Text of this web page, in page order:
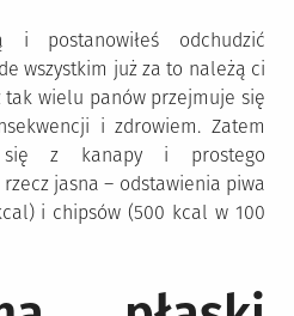
i postanowiłeś odchudzić
wszystkim już za to należą ci
tak wielu panów przejmuje się
i zdrowiem. Zatem
z kanapy i prostego
jasna – odstawienia piwa
i chipsów (500 kcal w 100